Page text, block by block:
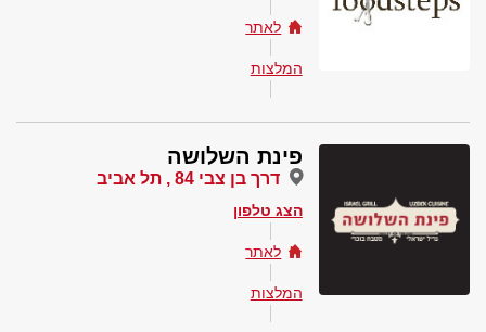
לאתר
המלצות
פינת השלושה
דרך בן צבי 84 , תל אביב
הצג טלפון
לאתר
המלצות